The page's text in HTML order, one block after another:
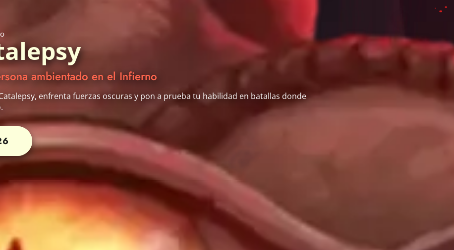
ambientado en el Infierno
enfrenta fuerzas oscuras y pon a prueba tu habilidad en batallas donde